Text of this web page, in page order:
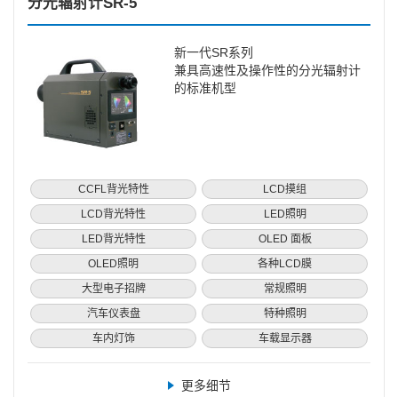
新一代SR系列
兼具高速性及操作性的分光辐射计
的标准机型
CCFL背光特性
LCD摸组
LCD背光特性
LED照明
LED背光特性
OLED 面板
OLED照明
各种LCD膜
大型电子招牌
常规照明
汽车仪表盘
特种照明
车内灯饰
车载显示器
更多细节